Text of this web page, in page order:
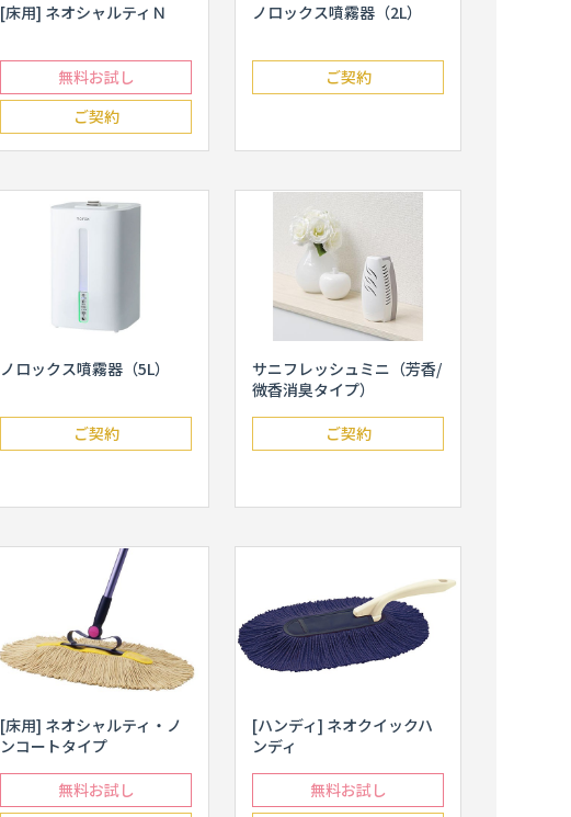
[床用] ネオシャルティＮ
無料お試し
ご契約
ノロックス噴霧器（2L）
ご契約
ノロックス噴霧器（5L）
ご契約
サニフレッシュミニ（芳香/
微香消臭タイプ）
ご契約
[床用] ネオシャルティ・ノ
ンコートタイプ
無料お試し
[ハンディ] ネオクイックハ
ンディ
無料お試し